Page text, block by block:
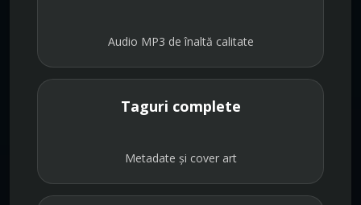
Audio MP3 de înaltă calitate
Taguri complete
Metadate și cover art